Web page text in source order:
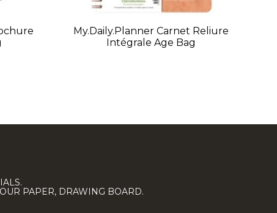
My.daily.planner Carnet Reliure
Intégrale Age Bag
PAPER, DRAWING BOARD.